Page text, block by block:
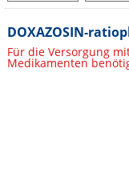
DOXAZOSIN-
Für die Versorgung
Medikamenten